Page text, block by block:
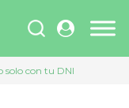
Búsqueda
de
solo con tu DNI